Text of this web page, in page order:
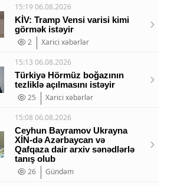
15:19 06.08.2026
KİV: Tramp Vensi varisi kimi
görmək istəyir
2
Xarici xəbərlər
15:13 06.08.2026
Türkiyə Hörmüz boğazının
tezliklə açılmasını istəyir
25
Xarici xəbərlər
15:08 06.08.2026
Ceyhun Bayramov Ukrayna
XİN-də Azərbaycan və
Qafqaza dair arxiv sənədlərlə
tanış olub
26
Gündəm